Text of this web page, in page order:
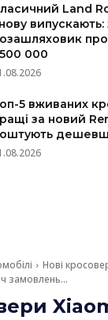
Land
випускають:
000
5 вживаних
за новий